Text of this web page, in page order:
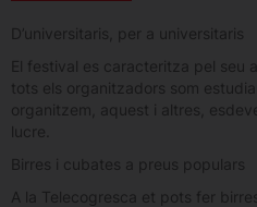
D’universitaris, per a universitaris
El festival es caracteritza pel seu
tots els organitzadors som
organitzem, aquest i altres,
lucre.
Birres i cubates a preus populars
A la Telecogresca et pots fer